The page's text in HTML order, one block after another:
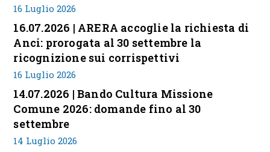
16 Luglio 2026
16.07.2026 | ARERA accoglie la richiesta di
Anci: prorogata al 30 settembre la
ricognizione sui corrispettivi
16 Luglio 2026
14.07.2026 | Bando Cultura Missione
Comune 2026: domande fino al 30
settembre
14 Luglio 2026